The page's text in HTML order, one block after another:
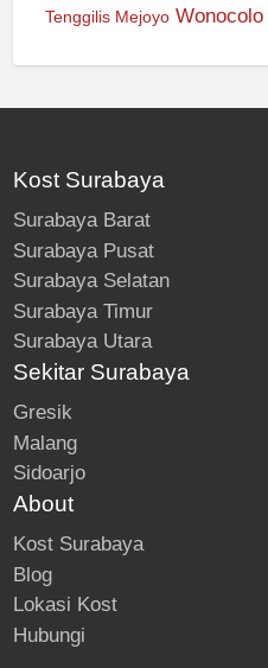
Tenggilis Mejoyo Wonocolo
Kost Surabaya
Surabaya Barat
Surabaya Pusat
Surabaya Selatan
Surabaya Timur
Surabaya Utara
Sekitar Surabaya
Gresik
Malang
Sidoarjo
About
Kost Surabaya
Blog
Lokasi Kost
Hubungi